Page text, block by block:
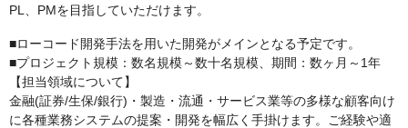
PL、PMを目指していただけます。
■ローコード開発手法を用いた開発がメインとなる予定です。
■プロジェクト規模：数名規模～数十名規模、期間：数ヶ月～1年
【担当領域について】
金融(証券/生保/銀行)・製造・流通・サービス業等の多様な顧客向け
に各種業務システムの提案・開発を幅広く手掛けます。ご経験や適